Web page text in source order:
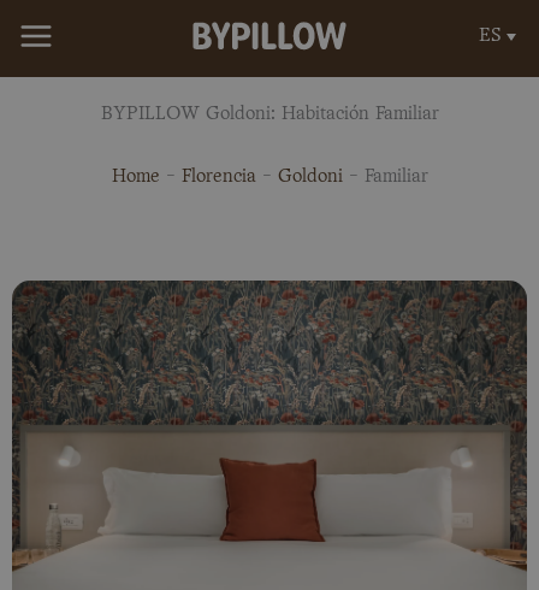
ES
BYPILLOW Goldoni: Habitación Familiar
Home - Florencia- Goldoni- Familiar